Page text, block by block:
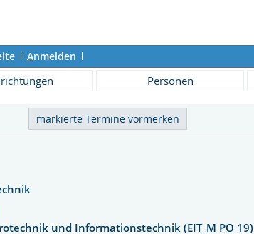
Anmelden
Personen
und Informationstechnik (EIT_M PO 19)